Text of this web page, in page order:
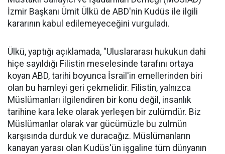
İzmir Başkanı Ümit Ülkü de ABD'nin Kudüs ile ilgili
kararının kabul edilemeyeceğini vurguladı.
Ülkü, yaptığı açıklamada, "Uluslararası hukukun dahi
hiçe sayıldığı Filistin meselesinde tarafını ortaya
koyan ABD, tarihi boyunca İsrail'in emellerinden biri
olan bu hamleyi geri çekmelidir. Filistin, yalnızca
Müslümanları ilgilendiren bir konu değil, insanlık
tarihine kara leke olarak yerleşen bir zulümdür. Biz
Müslümanlar olarak var gücümüzle bu zulmün
karşısında durduk ve duracağız. Müslümanların
kanayan yarası olan Kudüs'ün işgaline tüm dünyanın